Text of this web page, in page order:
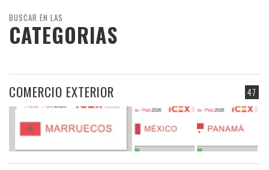
BUSCAR EN LAS
CATEGORIAS
47
COMERCIO EXTERIOR